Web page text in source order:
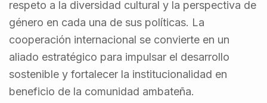
respeto a la diversidad cultural y la perspectiva de
género en cada una de sus políticas. La
cooperación internacional se convierte en un
aliado estratégico para impulsar el desarrollo
sostenible y fortalecer la institucionalidad en
beneficio de la comunidad ambateña.